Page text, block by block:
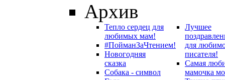
Архив
Тепло сердец для
любимых мам!
#ПойманЗаЧтением!
Новогодняя
сказка
Собака - символ
Лучшее
для
писателя!
Самая
мамочка